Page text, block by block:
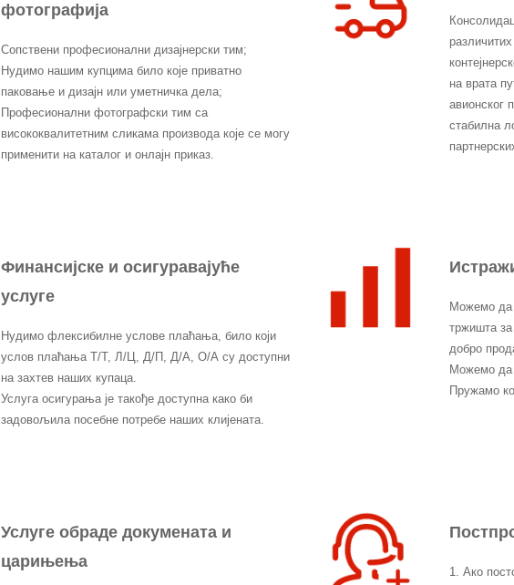
фотографија
Сопствени професионални дизајнерски тим;
Нудимо нашим купцима било које приватно
паковање и дизајн или уметничка дела;
Професионални фотографски тим са
висококвалитетним сликама производа које се могу
применити на каталог и онлајн приказ.
на врата
авионског
стабилна
Финансијске и осигуравајуће
услуге
Нудимо флексибилне услове плаћања, било који
услов плаћања Т/Т, Л/Ц, Д/П, Д/А, О/А су доступни
на захтев наших купаца.
Услуга осигурања је такође доступна како би
задовољила посебне потребе наших клијената.
Можемо да
тржишта за
добро
Можемо да
Пружамо
Услуге обраде докумената и
царињења
1. Ако